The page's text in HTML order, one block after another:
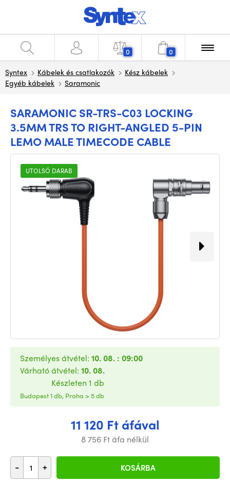
0 0
Syntex Kábelek és csatlakozók
Kész kábelek
Egyéb kábelek
Saramonic
SARAMONIC SR-TRS-C03 LOCKING
3.5MM TRS TO RIGHT-ANGLED 5-PIN
LEMO MALE TIMECODE CABLE
UTOLSÓ DARAB
11 120 Ft áfával
8 756 Ft áfa nélkül
- + KOSÁRBA
Személyes átvétel: 10. 08. : 09:00
Várható átvétel: 10. 08.
Készleten 1 db
Budapest 1 db, Praha > 5 db